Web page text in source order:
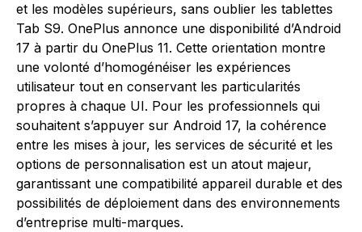
et les modèles supérieurs, sans oublier les tablettes
Tab S9. OnePlus annonce une disponibilité d’Android
17 à partir du OnePlus 11. Cette orientation montre
une volonté d’homogénéiser les expériences
utilisateur tout en conservant les particularités
propres à chaque UI. Pour les professionnels qui
souhaitent s’appuyer sur Android 17, la cohérence
entre les mises à jour, les services de sécurité et les
options de personnalisation est un atout majeur,
garantissant une compatibilité appareil durable et des
possibilités de déploiement dans des environnements
d’entreprise multi-marques.